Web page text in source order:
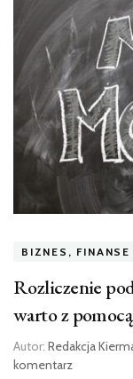
BIZNES, FINANSE
Rozliczenie
warto z
Autor: Redakcja
komentarzwe